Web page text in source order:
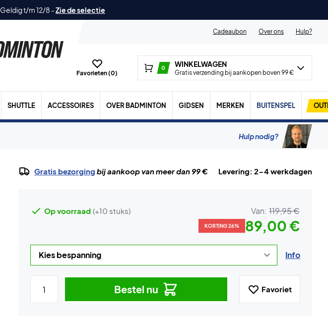
Geldig t/m 12/8 -Zie de selectie
Cadeaubon
Over ons Hulp?
Favorieten (0)
0 WINKELWAGEN
Gratis verzending bij aankopen boven 99 €
SHUTTLE ACCESSOIRES OVER BADMINTON GIDSEN MERKEN BUITENSPEL
Hulp nodig?
Gratis bezorging bij aankoop van meer dan 99 € Levering: 2-4 werkdagen
Op voorraad (+10 stuks) Van: 119,95 €
KORTING 26% 89,00 €
Info
Bestel nu Favoriet